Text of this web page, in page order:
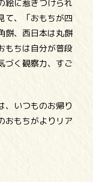
絵に惹きつけられ
て、「おもちが四
餅、西日本は丸餅
もちは自分が普段
づく観察力、すご
、いつものお帰り
おもちがよりリア